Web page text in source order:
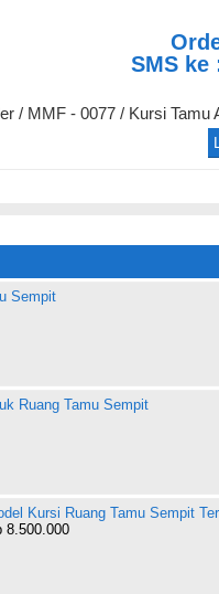
SMS ke
/ MMF - 0077 / Kursi
Sempit
Ruang Tamu Sempit
Kursi Ruang Tamu Sempit
8.500.000